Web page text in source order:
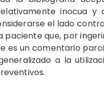
inocua y
el lado
paciente que, por
es un comentario
a la